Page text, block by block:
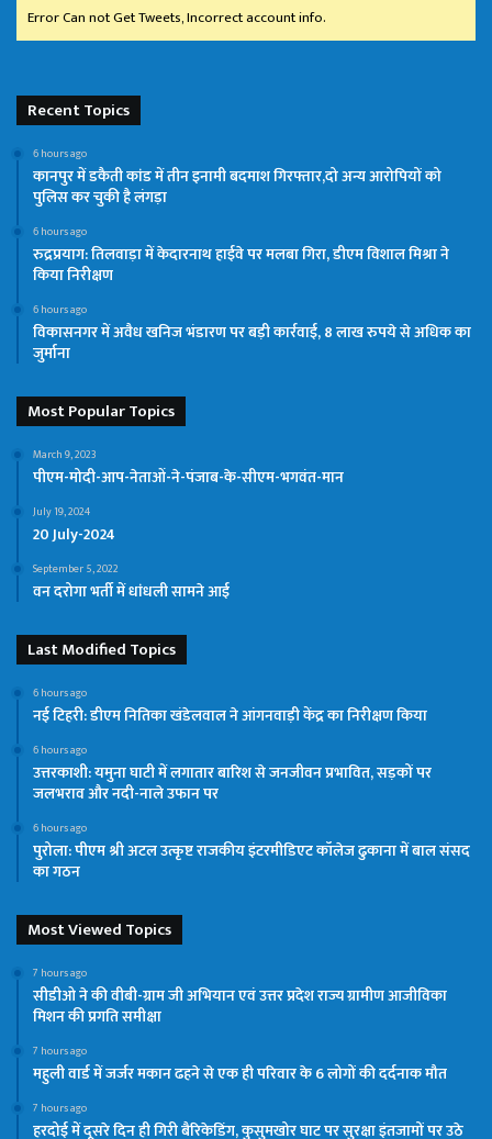
Error Can not Get Tweets, Incorrect account info.
Recent Topics
6 hours ago
कानपुर में डकैती कांड में तीन इनामी बदमाश गिरफ्तार,दो अन्य आरोपियों को
पुलिस कर चुकी है लंगड़ा
6 hours ago
रुद्रप्रयाग: तिलवाड़ा में केदारनाथ हाईवे पर मलबा गिरा, डीएम विशाल मिश्रा ने
किया निरीक्षण
6 hours ago
विकासनगर में अवैध खनिज भंडारण पर बड़ी कार्रवाई, 8 लाख रुपये से अधिक का
जुर्माना
Most Popular Topics
March 9, 2023
पीएम-मोदी-आप-नेताओं-ने-पंजाब-के-सीएम-भगवंत-मान
July 19, 2024
20 July-2024
September 5, 2022
वन दरोगा भर्ती में धांधली सामने आई
Last Modified Topics
6 hours ago
नई टिहरी: डीएम नितिका खंडेलवाल ने आंगनवाड़ी केंद्र का निरीक्षण किया
6 hours ago
उत्तरकाशी: यमुना घाटी में लगातार बारिश से जनजीवन प्रभावित, सड़कों पर
जलभराव और नदी-नाले उफान पर
6 hours ago
पुरोला: पीएम श्री अटल उत्कृष्ट राजकीय इंटरमीडिएट कॉलेज ढुकाना में बाल संसद
का गठन
Most Viewed Topics
7 hours ago
सीडीओ ने की वीबी-ग्राम जी अभियान एवं उत्तर प्रदेश राज्य ग्रामीण आजीविका
मिशन की प्रगति समीक्षा
7 hours ago
महुली वार्ड में जर्जर मकान ढहने से एक ही परिवार के 6 लोगों की दर्दनाक मौत
7 hours ago
हरदोई में दूसरे दिन ही गिरी बैरिकेडिंग, कुसुमखोर घाट पर सुरक्षा इंतजामों पर उठे